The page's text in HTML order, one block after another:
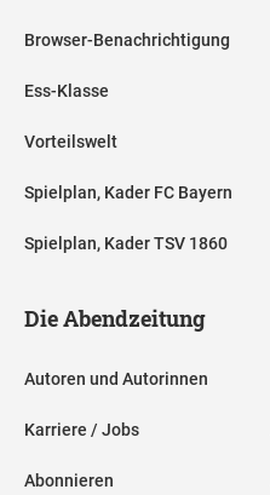
Browser-Benachrichtigung
Ess-Klasse
Vorteilswelt
Spielplan, Kader FC Bayern
Spielplan, Kader TSV 1860
Die Abendzeitung
Autoren und Autorinnen
Karriere / Jobs
Abonnieren